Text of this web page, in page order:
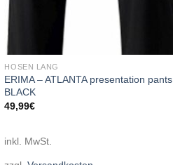
HOSEN LANG
ERIMA – ATLANTA presentation pants
BLACK
49,99€
inkl. MwSt.